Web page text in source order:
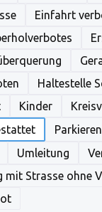
Einfahrt
Haltestelle
Kinder
Umleitung
mit Strasse ohne